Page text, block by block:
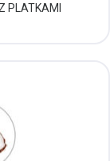
PLATKAMI